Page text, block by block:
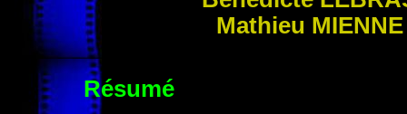
Mathieu MIENNE
Résumé